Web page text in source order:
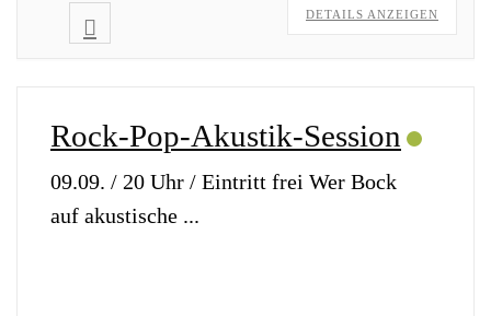
DETAILS ANZEIGEN
Rock-Pop-Akustik-Session
09.09. / 20 Uhr / Eintritt frei Wer Bock
auf akustische ...